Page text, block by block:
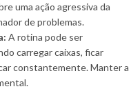
uma ação agressiva da
de problemas.
A rotina pode ser
carregar caixas, ficar
constantemente. Manter a